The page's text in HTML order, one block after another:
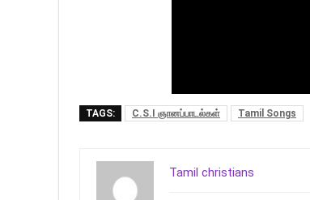
TAGS: C.S.I ஞானப்பாடல்கள் Tamil Songs
Tamil christians